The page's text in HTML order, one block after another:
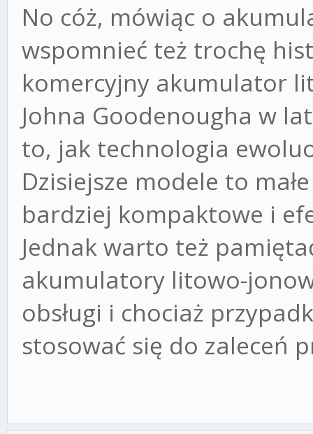
No cóż, mówiąc o
wspomnieć też trochę
komercyjny akumulator
Johna Goodenougha w
to, jak technologia
Dzisiejsze modele to
bardziej kompaktowe i
Jednak warto też
akumulatory litowo-
obsługi i chociaż
stosować się do zaleceń